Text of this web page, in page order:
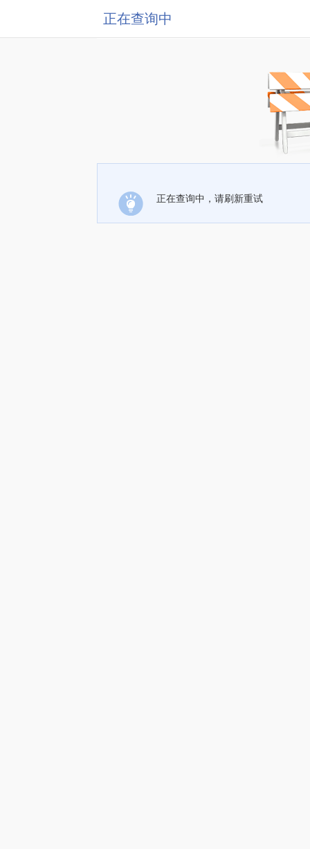
正在查询中
正在查询中，请刷新重试